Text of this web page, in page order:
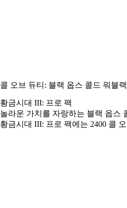
콜 오브 듀티: 블랙 옵스 콜드 워 블
황금시대 III: 프로 팩
놀라운 가치를 자랑하는 블랙 옵스
황금시대 III: 프로 팩에는 2400 콜